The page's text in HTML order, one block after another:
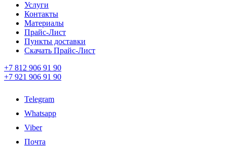
Услуги
Контакты
Материалы
Прайс-Лист
Пункты доставки
Скачать Прайс-Лист
+7 812 906 91 90
+7 921 906 91 90
Telegram
Whatsapp
Viber
Почта